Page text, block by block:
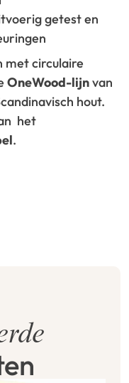
getest en
met circulaire
OneWood-lijnvan
hout.
het
.